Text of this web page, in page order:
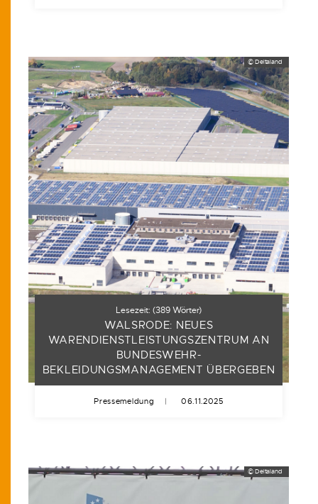
© Deltaland
Lesezeit:(389Wörter)
WALSRODE: NEUES
WARENDIENSTLEISTUNGSZENTRUM AN
BUNDESWEHR-
BEKLEIDUNGSMANAGEMENT ÜBERGEBEN
Pressemeldung 06.11.2025
© Deltaland